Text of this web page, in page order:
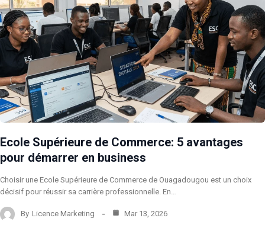
Ecole Supérieure de Commerce: 5 avantages
pour démarrer en business
Choisir une Ecole Supérieure de Commerce de Ouagadougou est un choix
décisif pour réussir sa carrière professionnelle. En…
By Licence Marketing Mar 13, 2026